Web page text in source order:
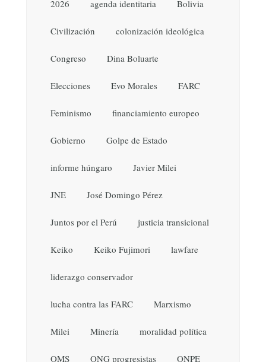
2026 agenda identitaria Bolivia
Civilización colonización ideológica
Congreso Dina Boluarte
Elecciones Evo Morales FARC
Feminismo financiamiento europeo
Gobierno Golpe de Estado
informe húngaro Javier Milei
JNE José Domingo Pérez
Juntos por el Perú justicia transicional
Keiko Keiko Fujimori lawfare
liderazgo conservador
lucha contra las FARC Marxismo
Milei Minería moralidad política
OMS ONG progresistas ONPE